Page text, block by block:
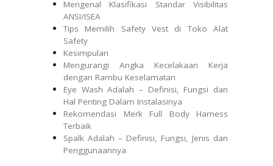
Mengenal Klasifikasi Standar Visibilitas
ANSI/ISEA
Tips Memilih Safety Vest di Toko Alat
Safety
Kesimpulan
Mengurangi Angka Kecelakaan Kerja
dengan Rambu Keselamatan
Eye Wash Adalah – Definisi, Fungsi dan
Hal Penting Dalam Instalasinya
Rekomendasi Merk Full Body Harness
Terbaik
Spalk Adalah – Definisi, Fungsi, Jenis dan
Penggunaannya